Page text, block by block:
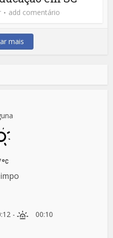
add comentário
mais
- 00:10